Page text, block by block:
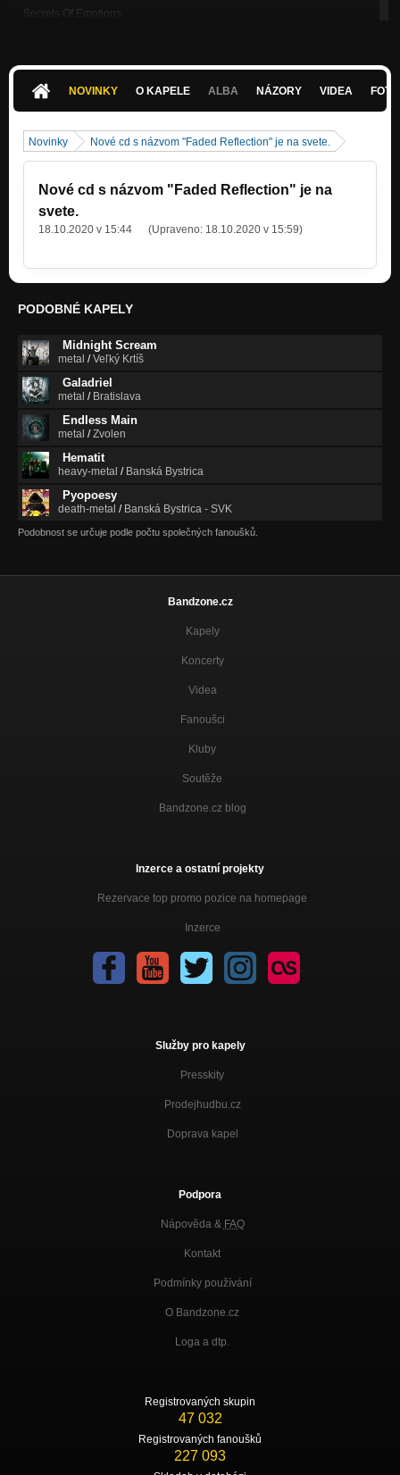
Secrets Of Emotions
Winter's Eve
Frozen In Time
Oblivion
Nezařazeno
Nomen Est Omen
Nezařazeno
Haunting
Nezařazeno
Polaris
Nezařazeno
Nezařazeno
Desert Plain
Nezařazeno
White Night-1999
NOVINKY O KAPELE ALBA NÁZORY VIDEA
Novinky Nové cd s názvom "Faded Reflection" je na svete.
Nové cd s názvom "Faded Reflection" je na
svete.
18.10.2020 v 15:44 (Upraveno: 18.10.2020 v 15:59)
PODOBNÉ KAPELY
Midnight Scream
metal /Veľký Krtíš
Galadriel
metal / Bratislava
Endless Main
metal /Zvolen
Hematit
heavy-metal / Banská Bystrica
Pyopoesy
death-metal / Banská Bystrica - SVK
Podobnost se určuje podle počtu společných fanoušků.
Bandzone.cz
Kapely
Koncerty
Videa
Fanoušci
Kluby
Soutěže
Bandzone.cz blog
Inzerce a ostatní projekty
Rezervace top promo pozice na homepage
Inzerce
Služby pro kapely
Presskity
Prodejhudbu.cz
Doprava kapel
Podpora
Nápověda & FAQ
Kontakt
Podmínky používání
O Bandzone.cz
Loga a dtp.
Registrovaných skupin
47 032
Registrovaných fanoušků
227 093